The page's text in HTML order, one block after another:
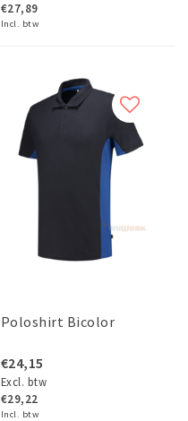
€27,89
Incl. btw
Poloshirt Bicolor
€24,15
Excl. btw
€29,22
Incl. btw